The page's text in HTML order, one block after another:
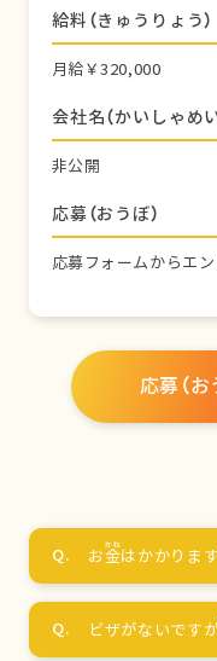
給料（きゅうりょう）
月給￥320,000
会社名（かいしゃめい
非公開
応募（おうぼ）
応募フォームからエ
応募（
お金はかかりま
ビザがないです